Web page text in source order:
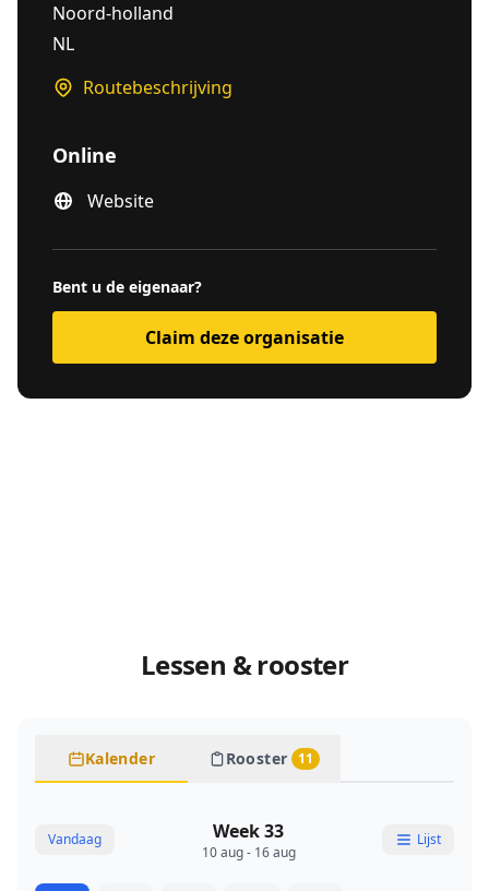
Noord-holland
NL
Routebeschrijving
Online
Website
Bent u de eigenaar?
Claim deze organisatie
Lessen & rooster
Kalender Rooster 11
Vandaag Week 33
10 aug - 16 aug
Lijst